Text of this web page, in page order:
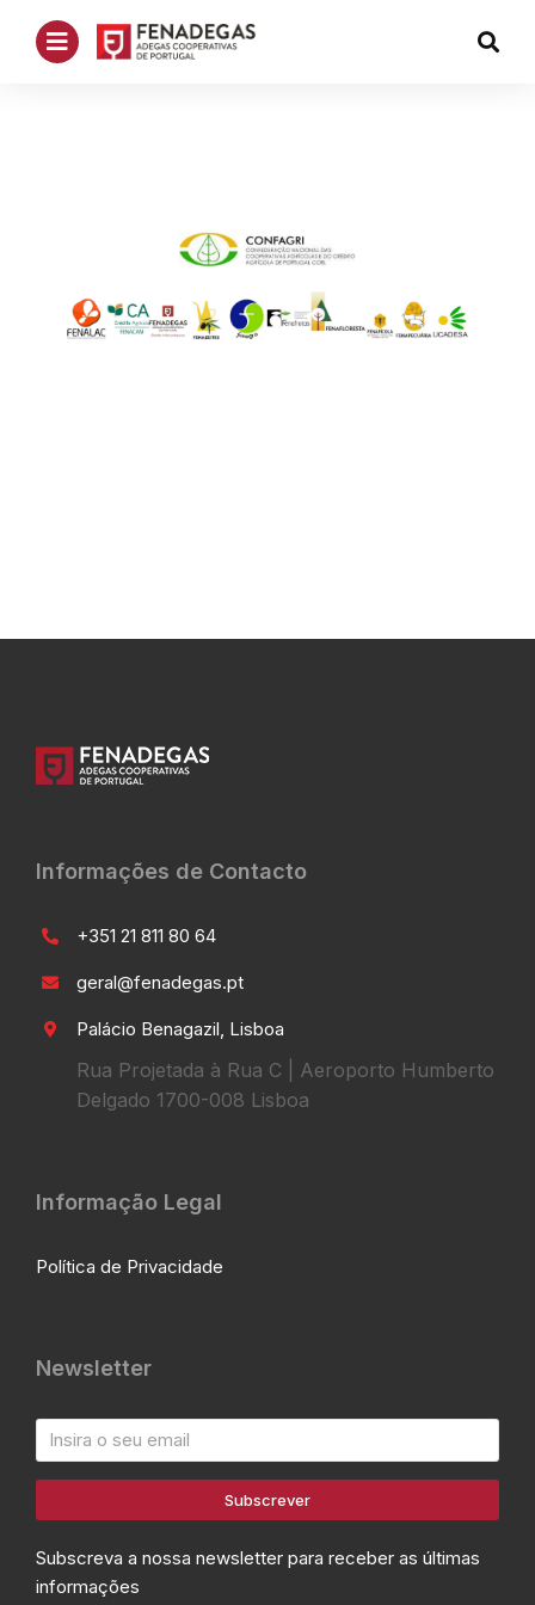
Informações de Contacto
+351 21 811 80 64
geral@fenadegas.pt
Palácio Benagazil, Lisboa
Rua Projetada à Rua C | Aeroporto Humberto
Delgado 1700-008 Lisboa
Informação Legal
Política de Privacidade
Newsletter
Subscrever
Subscreva a nossa newsletter para receber as últimas
informações